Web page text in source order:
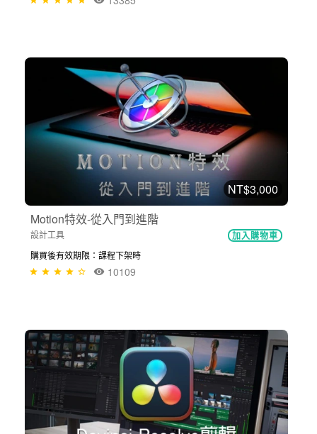
NT$3,000
Motion特效-從入門到進階
設計工具 加入購物車
購買後有效期限：課程下架時
10109